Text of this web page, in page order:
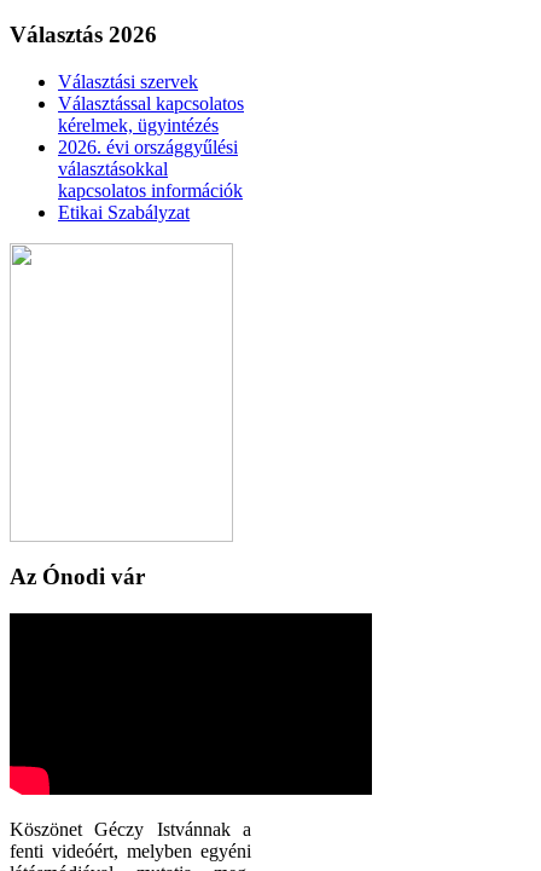
Választás 2026
Választási szervek
Választással kapcsolatos
kérelmek, ügyintézés
2026. évi országgyűlési
választásokkal
kapcsolatos információk
Etikai Szabályzat
Az Ónodi vár
Köszönet Géczy Istvánnak a
fenti videóért, melyben egyéni